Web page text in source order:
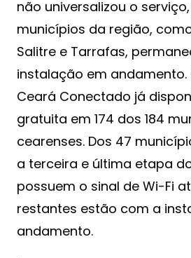
não universalizou o
municípios da região,
Salitre e Tarrafas,
instalação em
Ceará Conectado já
gratuita em 174 dos 184
cearenses. Dos 47
a terceira e última etapa
possuem o sinal de Wi-Fi
restantes estão com a
andamento.